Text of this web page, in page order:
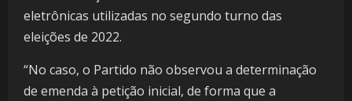
eletrônicas utilizadas no segundo turno das
eleições de 2022.
“No caso, o Partido não observou a determinação
de emenda à petição inicial, de forma que a